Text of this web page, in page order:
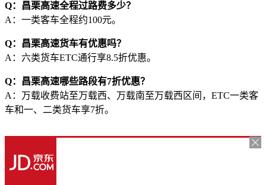
Q：昌栗高速全程过路费多少？
A：一类客车全程约100元。
Q：昌栗高速货车有优惠吗？
A：六类货车ETC通行享8.5折优惠。
Q：昌栗高速哪些路段有7折优惠？
A：万载收费站至万载西、万载南至万载西区间，ETC一类客
车和一、二类货车享7折。